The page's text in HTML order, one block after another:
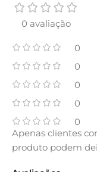
0 avaliação
0
0
0
0
0
Apenas clientes
produto podem